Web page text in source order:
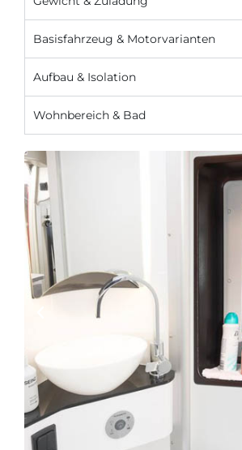
Basisfahrzeug & Motorvarianten
Aufbau & Isolation
Wohnbereich & Bad